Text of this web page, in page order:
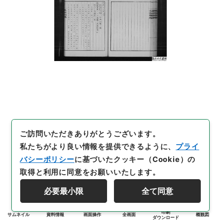
サムネイル 資料情報 画面操作 全画面
印刷
ダウンロード
概観図
ご訪問いただきありがとうございます。
私たちがより良い情報を提供できるように、 プライ
バシーポリシーに基づいたクッキー（Cookie）の
取得と利用に同意をお願いいたします。
必要最小限 全て同意